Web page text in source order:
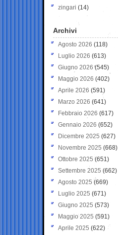
zingari (14)
Archivi
Agosto 2026 (118)
Luglio 2026 (613)
Giugno 2026 (545)
Maggio 2026 (402)
Aprile 2026 (591)
Marzo 2026 (641)
Febbraio 2026 (617)
Gennaio 2026 (652)
Dicembre 2025 (627)
Novembre 2025 (668)
Ottobre 2025 (651)
Settembre 2025 (662)
Agosto 2025 (669)
Luglio 2025 (671)
Giugno 2025 (573)
Maggio 2025 (591)
Aprile 2025 (622)